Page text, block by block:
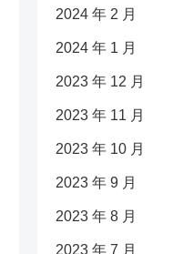
2024 年 2 月
2024 年 1 月
2023 年 12 月
2023 年 11 月
2023 年 10 月
2023 年 9 月
2023 年 8 月
2023 年 7 月